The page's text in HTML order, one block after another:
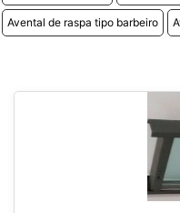
Avental de raspa tipo barbeiro